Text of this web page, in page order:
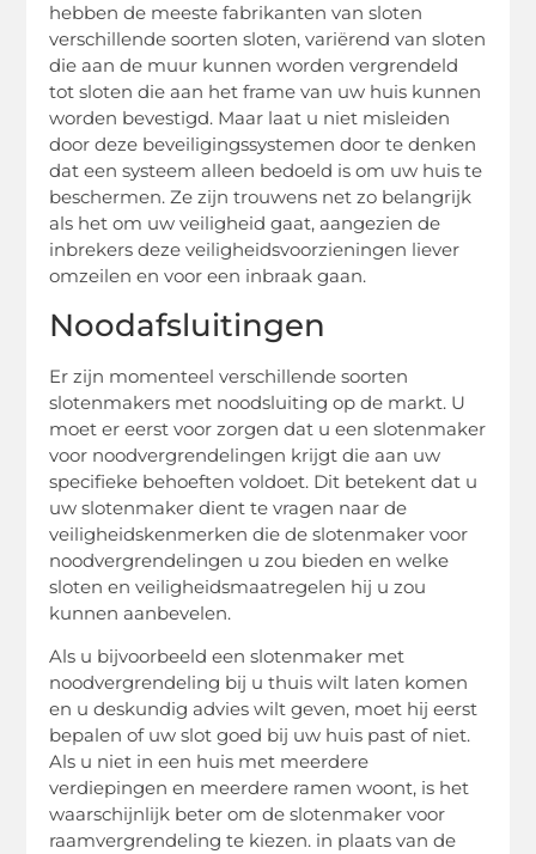
hebben de meeste fabrikanten van sloten
verschillende soorten sloten, variërend van sloten
die aan de muur kunnen worden vergrendeld
tot sloten die aan het frame van uw huis kunnen
worden bevestigd. Maar laat u niet misleiden
door deze beveiligingssystemen door te denken
dat een systeem alleen bedoeld is om uw huis te
beschermen. Ze zijn trouwens net zo belangrijk
als het om uw veiligheid gaat, aangezien de
inbrekers deze veiligheidsvoorzieningen liever
omzeilen en voor een inbraak gaan.
Noodafsluitingen
Er zijn momenteel verschillende soorten
slotenmakers met noodsluiting op de markt. U
moet er eerst voor zorgen dat u een slotenmaker
voor noodvergrendelingen krijgt die aan uw
specifieke behoeften voldoet. Dit betekent dat u
uw slotenmaker dient te vragen naar de
veiligheidskenmerken die de slotenmaker voor
noodvergrendelingen u zou bieden en welke
sloten en veiligheidsmaatregelen hij u zou
kunnen aanbevelen.
Als u bijvoorbeeld een slotenmaker met
noodvergrendeling bij u thuis wilt laten komen
en u deskundig advies wilt geven, moet hij eerst
bepalen of uw slot goed bij uw huis past of niet.
Als u niet in een huis met meerdere
verdiepingen en meerdere ramen woont, is het
waarschijnlijk beter om de slotenmaker voor
raamvergrendeling te kiezen. in plaats van de